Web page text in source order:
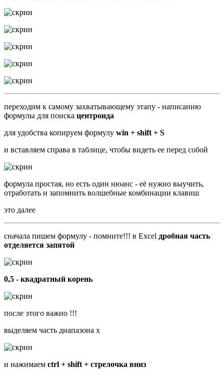
переходим к самому захватывающему этапу - написанию
формулы для поиска центроида
для удобства копируем формулу win + shift + S
и вставляем справа в таблице, чтобы видеть ее перед собой
формула простая, но есть один нюанс - её нужно выучить,
отработать и запомнить волшебные комбинации клавиш
это далее
сначала пишем формулу - помните!!! в Excel дробная часть
отделяется запятой
0,5 - квадратный корень
после этого важно !!!
выделяем часть диапазона x
и нажимаем ctrl + shift + стрелочка вниз